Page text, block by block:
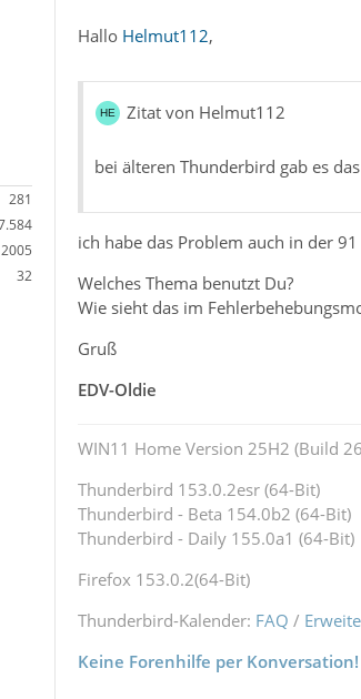
281
32
Hallo Helmut112,
Zitat von Helmut112
bei älteren Thunderbird gab es
ich habe das Problem auch in der
Welches Thema benutzt Du?
Wie sieht das im
Gruß
EDV-Oldie
WIN11 Home Version 25H2 (Build
Thunderbird 153.0.2esr (64-Bit)
Thunderbird - Beta 154.0b2 (64-Bit)
Thunderbird - Daily 155.0a1 (64-Bit)
Firefox 153.0.2(64-Bit)
Thunderbird-Kalender: FAQ /
Keine Forenhilfe per Konversation!